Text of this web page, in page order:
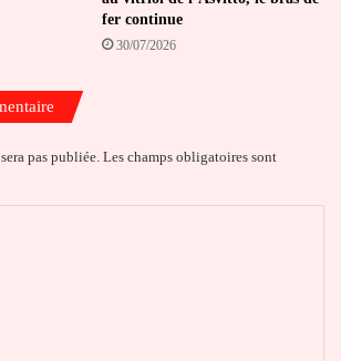
fer continue
30/07/2026
pas publiée. Les champs obligatoires sont